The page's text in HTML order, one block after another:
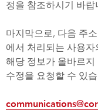
정을 참조하시기 바랍
마지막으로, 다음 주
에서 처리되는 사용
해당 정보가 올바르
수정을 요청할 수 있